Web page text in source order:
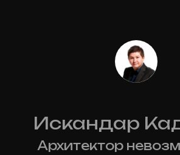
Искандар
Архитектор